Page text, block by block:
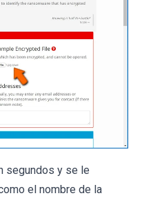
segundos y se le
el nombre de la